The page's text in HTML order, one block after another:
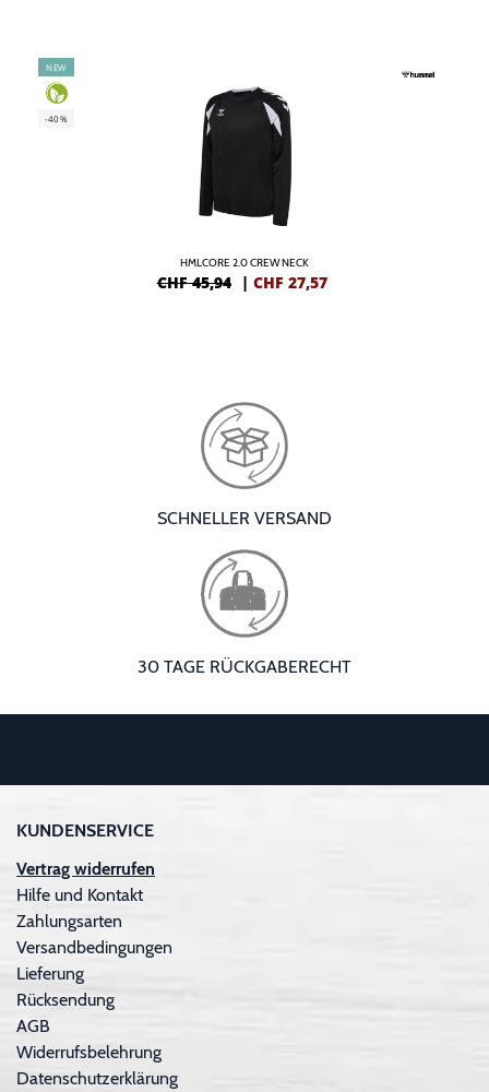
NEW
-40%
HMLCORE 2.0 CREW NECK
CHF 45,94 | CHF 27,57
SCHNELLER VERSAND
30 TAGE RÜCKGABERECHT
KUNDENSERVICE
Vertrag widerrufen
Hilfe und Kontakt
Zahlungsarten
Versandbedingungen
Lieferung
Rücksendung
AGB
Widerrufsbelehrung
Datenschutzerklärung